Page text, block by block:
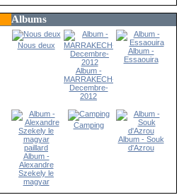
Albums
Nous deux
Album -
MARRAKECH-
Decembre-
2012
Album -
Essaouira
Album -
Alexandre
Szekely le
magyar
Camping
Album - Souk
d'Azrou